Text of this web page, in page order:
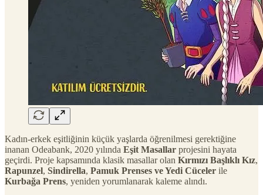
Kadın-erkek eşitliğinin küçük yaşlarda öğrenilmesi gerektiğine
inanan Odeabank, 2020 yılında Eşit Masallar projesini hayata
geçirdi. Proje kapsamında klasik masallar olan Kırmızı Başlıklı Kız,
Rapunzel, Sindirella, Pamuk Prenses ve Yedi Cüceler ile
Kurbağa Prens, yeniden yorumlanarak kaleme alındı.